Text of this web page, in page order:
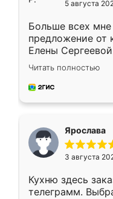
5 августа
Больше всех
предложение от
Елены
короткие сроки
для замера
предложил по
Читать полностью
Ярослава
3 августа
Кухню здесь
телеграмм.